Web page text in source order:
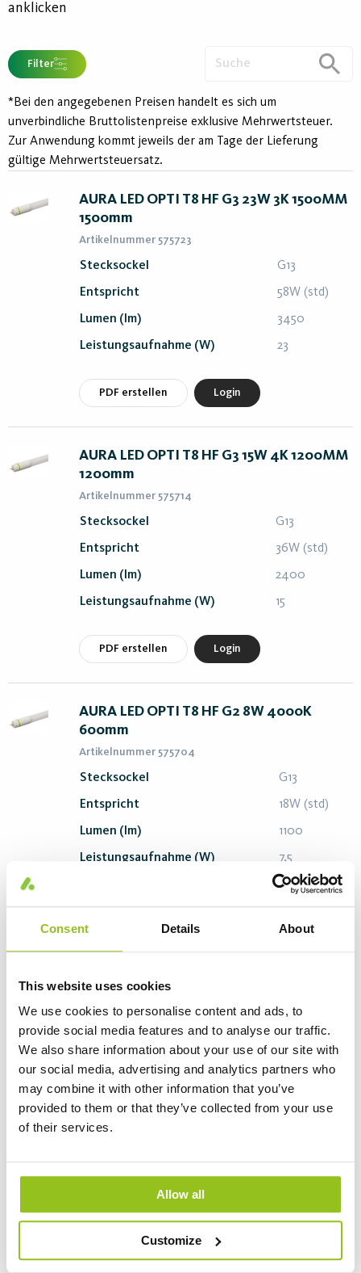
Consent Details About
This website uses cookies
We use cookies to personalise content and ads, to
provide social media features and to analyse our traffic.
We also share information about your use of our site with
our social media, advertising and analytics partners who
may combine it with other information that you’ve
provided to them or that they’ve collected from your use
of their services.
Allow all
Customize
anklicken
Filter
*Bei den angegebenen Preisen handelt es sich um
unverbindliche Bruttolistenpreise exklusive Mehrwertsteuer.
Zur Anwendung kommt jeweils der am Tage der Lieferung
gültige Mehrwertsteuersatz.
AURA LED OPTI T8 HF G3 23W 3K 1500MM
1500mm
Artikelnummer 575723
Stecksockel G13
Entspricht 58W (std)
Lumen (lm) 3450
Leistungsaufnahme (W) 23
PDF erstellen Login
AURA LED OPTI T8 HF G3 15W 4K 1200MM
1200mm
Artikelnummer 575714
Stecksockel G13
Entspricht 36W (std)
Lumen (lm) 2400
Leistungsaufnahme (W) 15
PDF erstellen Login
AURA LED OPTI T8 HF G2 8W 4000K
600mm
Artikelnummer 575704
Stecksockel G13
Entspricht 18W (std)
Lumen (lm) 1100
Leistungsaufnahme (W) 7,5
PDF erstellen Login
Artikelnummer 575713
Stecksockel G13
Entspricht 36W (std)
Lumen (lm) 2250
Leistungsaufnahme (W) 15
600mm
Artikelnummer 575703